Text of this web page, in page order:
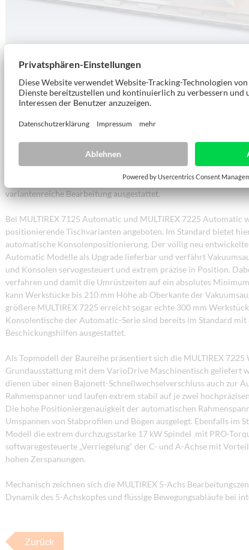
Gebaut für hohe Beanspruchung präsentiert sich die massive
Maschinen im modernen und anwendungsgerechten
Ausstattungspakete aller MULTIREX CNC sind ideal abgestimmt
lassen sich durch einige sinnvolle Optionen noch spezifischer an
Konsolentisch der MULTIREX 7125 bietet Bearbeitungslängen in
der MULTIREX 7225 sogar bis 7220 mm Länge lieferbar. Damit
Bauteile für Treppen, Wintergärten etc. problemlos ermöglicht.
hocheffizient und mühelos im Pendelbetrieb abarbeiten. Mit
sowie einem Z-Hub von 565 mm sind die beiden BAZ perfekt für
variantenreiche Bearbeitung ausgestattet.
Bei MULTIREX 7125 Automatic und MULTIREX 7225 Automatic
positionierende Tischvarianten angeboten. Im Standard bietet
automatische Konsolenpositionierung. Der völlig neu
Automatic Modelle als Upgrade lieferbar und verfährt
und Konsolen servogesteuert und extrem präzise in Position.
verfahren und damit die Umrüstzeiten auf ein absolutes
kann Werkstücke bis 210 mm Höhe ab Oberkante der
größere MULTIREX 7225 erreicht sogar echte 300 mm
Konsolentische der Automatic-Serie sind bereits im Standard mit
Beschickungshilfen ausgestattet.
Als Topmodell der Baureihe präsentiert sich die MULTIREX
Grundausstattung mit dem VarioDrive Maschinentisch geliefert
dienen über einen Bajonett-Schnellwechselverschluss auch zur
Rahmenspanner und laufen extrem stabil auf je zwei
Die hohe Positioniergenauigkeit der automatischen
Umspannen von Stabprofilen und Bögen ausgelegt. Ebenfalls im
Modell die extrem durchzugsstarke 17 kW Spindel mit PRO-
softwaregesteuerte „Verriegelung“ der C- und A-Achse mit
hohen Zerspanungen.
Mechanisch zeichnen sich die MULTIREX 5-Achs
Dynamik des 5-Achskopfes und flüssige Bewegungsabläufe bei
Zurück